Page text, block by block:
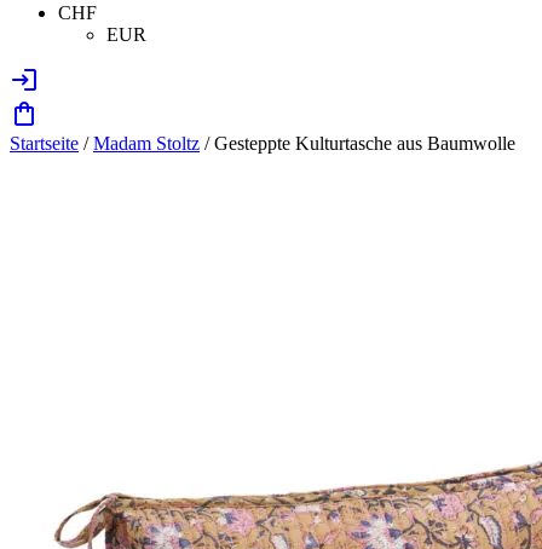
CHF
EUR
Startseite /Madam Stoltz / Gesteppte Kulturtasche aus Baumwolle